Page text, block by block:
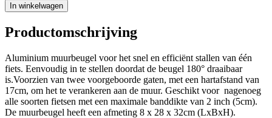
In winkelwagen
Productomschrijving
Aluminium muurbeugel voor het snel en efficiënt stallen van één
fiets. Eenvoudig in te stellen doordat de beugel 180° draaibaar
is.Voorzien van twee voorgeboorde gaten, met een hartafstand van
17cm, om het te verankeren aan de muur. Geschikt voor nagenoeg
alle soorten fietsen met een maximale banddikte van 2 inch (5cm).
De muurbeugel heeft een afmeting 8 x 28 x 32cm (LxBxH).